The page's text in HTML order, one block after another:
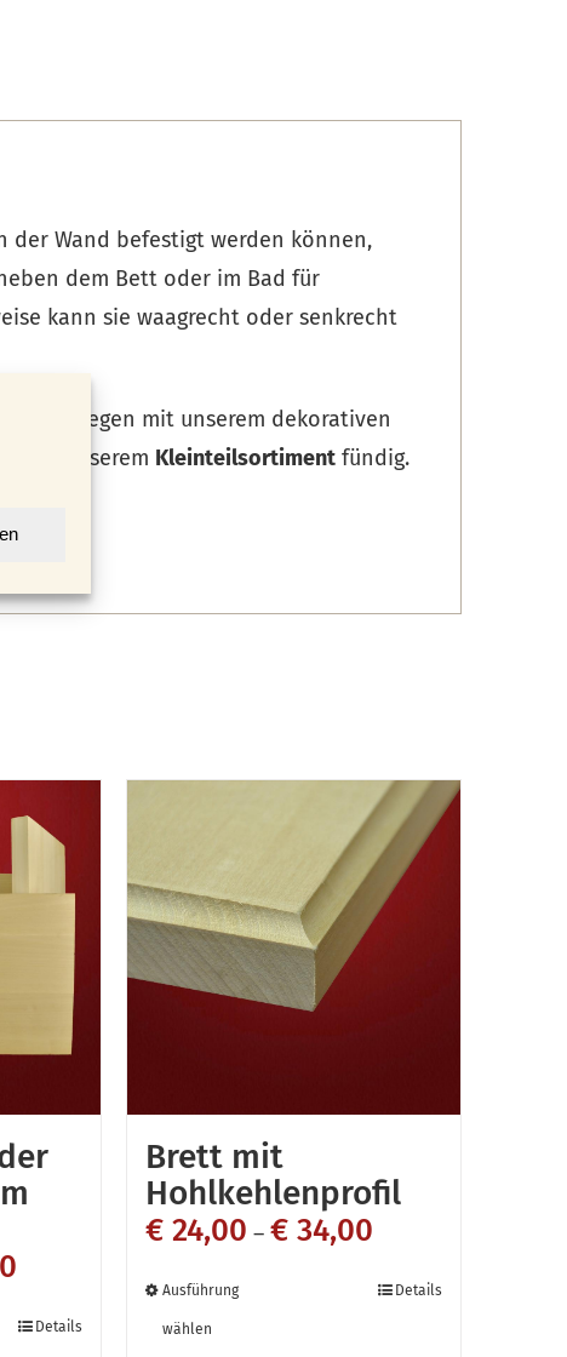
der Wand befestigt werden können,
dem Bett oder im Bad für
kann sie waagrecht oder senkrecht
liegen mit unserem dekorativen
in unserem Kleinteilsortiment fündig.
Details
Brett mit
Hohlkehlenprofil
€24,00 – €34,00
Ausführung
wählen
Details